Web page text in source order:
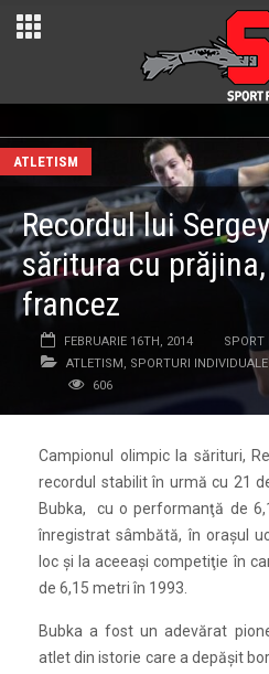
ATLETISM
Recordul lui
săritura cu
francez
FEBRUARIE 16TH, 2014
SPORT
ATLETISM , SPORTURI INDIVIDUALE
606
Campionul olimpic la sărituri,
recordul stabilit în urmă cu 21
Bubka, cu o performanţă de
înregistrat sâmbătă, în oraşul
loc şi la aceeaşi competiţie în
de 6,15 metri în 1993.
Bubka a fost un adevărat
atlet din istorie care a depăşit